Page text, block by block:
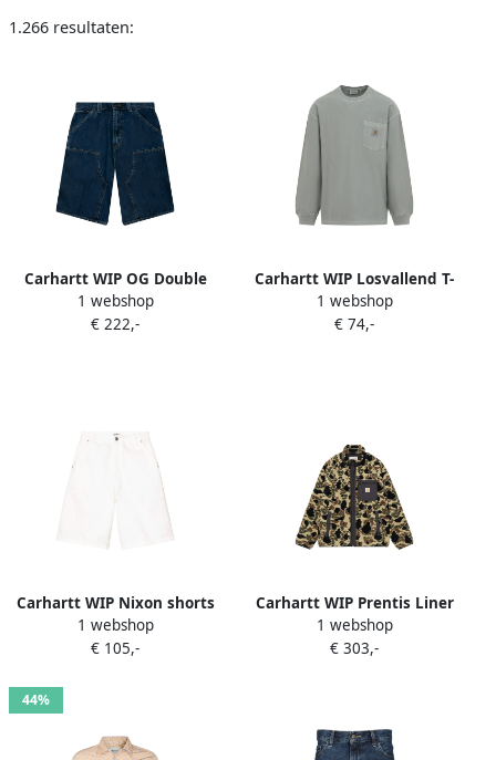
1.266 resultaten:
Carhartt WIP OG Double
Knee shorts Blauw
1 webshop
€ 222,-
Carhartt WIP Losvallend T-
shirt met lange mouwen en
zak Groen
1 webshop
€ 74,-
Carhartt WIP Nixon shorts
Wit
1 webshop
€ 105,-
Carhartt WIP Prentis Liner
trui met camouflage-
jacquard Beige
1 webshop
€ 303,-
44%